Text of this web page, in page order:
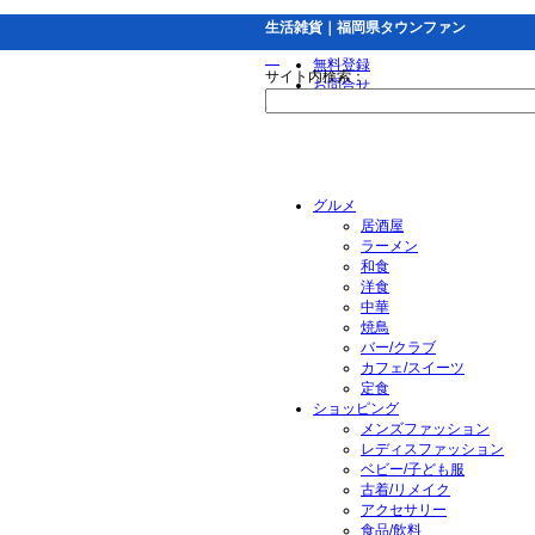
生活雑貨｜福岡県タウンファン
無料登録
お問合せ
サイト内検索：
グルメ
居酒屋
ラーメン
和食
洋食
中華
焼鳥
バー/クラブ
カフェ/スイーツ
定食
ショッピング
メンズファッション
レディスファッション
ベビー/子ども服
古着/リメイク
アクセサリー
食品/飲料